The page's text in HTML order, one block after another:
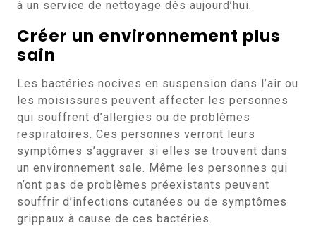
à un service de nettoyage dès aujourd’hui.
Créer un environnement plus
sain
Les bactéries nocives en suspension dans l’air ou
les moisissures peuvent affecter les personnes
qui souffrent d’allergies ou de problèmes
respiratoires. Ces personnes verront leurs
symptômes s’aggraver si elles se trouvent dans
un environnement sale. Même les personnes qui
n’ont pas de problèmes préexistants peuvent
souffrir d’infections cutanées ou de symptômes
grippaux à cause de ces bactéries.